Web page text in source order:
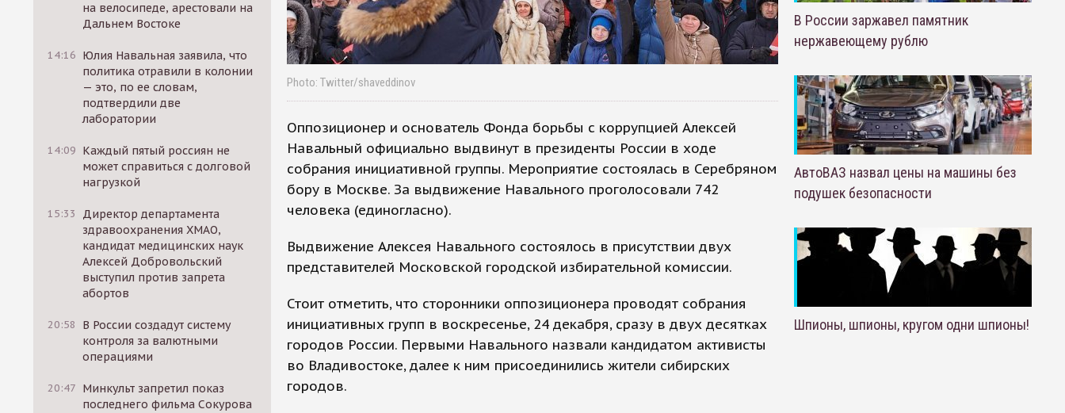
на велосипеде, арестовали на
Дальнем Востоке
14:16 Юлия Навальная заявила, что
политика отравили в колонии
— это, по ее словам,
подтвердили две
лаборатории
14:09 Каждый пятый россиян не
может справиться с долговой
нагрузкой
15:33
Директор департамента
здравоохранения ХМАО,
кандидат медицинских наук
Алексей Добровольский
выступил против запрета
абортов
20:58
В России создадут систему
контроля за валютными
операциями
20:47 Минкульт запретил показ
последнего фильма Сокурова
Photo: Twitter/shaveddinov
Оппозиционер и основатель Фонда борьбы с коррупцией Алексей
Навальный официально выдвинут в президенты России в ходе
собрания инициативной группы. Мероприятие состоялась в Серебряном
бору в Москве. За выдвижение Навального проголосовали 742
человека (единогласно).
Выдвижение Алексея Навального состоялось в присутствии двух
представителей Московской городской избирательной комиссии.
Стоит отметить, что сторонники оппозиционера проводят собрания
инициативных групп в воскресенье, 24 декабря, сразу в двух десятках
городов России. Первыми Навального назвали кандидатом активисты
во Владивостоке, далее к ним присоединились жители сибирских
городов.
В России заржавел памятник
нержавеющему рублю
АвтоВАЗ назвал цены на машины без
подушек безопасности
Шпионы, шпионы, кругом одни шпионы!